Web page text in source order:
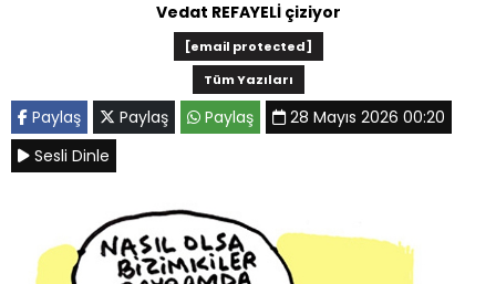
Vedat REFAYELİ çiziyor
[email protected]
Tüm Yazıları
Paylaş Paylaş Paylaş
28 Mayıs 2026 00:20
Sesli Dinle